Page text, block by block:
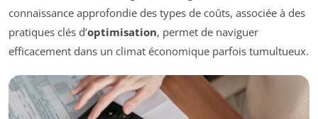
connaissance approfondie des types de coûts, associée à des
pratiques clés d’optimisation, permet de naviguer
efficacement dans un climat économique parfois tumultueux.